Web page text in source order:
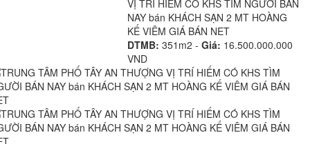
VỊ TRÍ HIẾM CÓ KHS TÌM NGƯỜI BÁN
NAY bán KHÁCH SẠN 2 MT HOÀNG
KẾ VIÊM GIÁ BÁN NET
DTMB: 351m2 -Giá: 16.500.000.000
VND